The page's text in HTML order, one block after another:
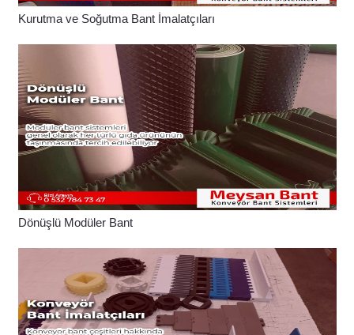
Kurutma ve Soğutma Bant İmalatçıları
Dönüşlü Modüler Bant